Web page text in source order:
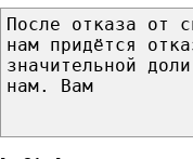
После отказа от
нам придётся
значительной
нам. Вам